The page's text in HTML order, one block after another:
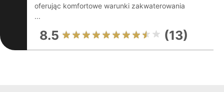
oferując komfortowe warunki zakwaterowania
...
8.5 (13)